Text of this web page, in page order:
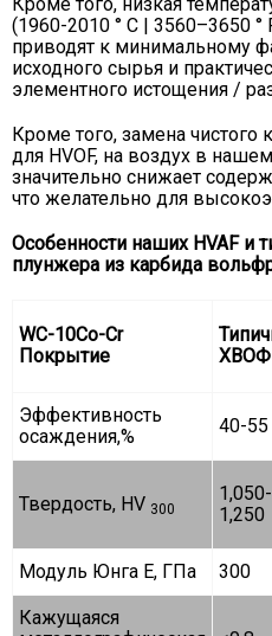
(1960-2010 ° C | 3560–3650
приводят к минимальному
исходного сырья и
элементного истощения /
Кроме того, замена чистого
для HVOF, на воздух в
значительно снижает
что желательно для
Особенности наших HVAF и
плунжера из карбида
WC-10Co-Cr
Покрытие
ХВОФ
Эффективность
осаждения,%
40-55
Твердость, HV 300
1,050-
1,250
Модуль Юнга Е, ГПа 300
Кажущаяся